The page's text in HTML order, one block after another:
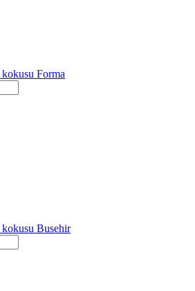
Forma
Busehir